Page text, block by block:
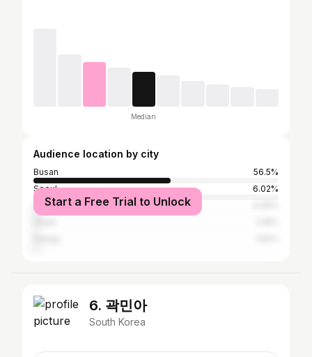
Median
Audience location by city
Busan
56.5%
Seoul
6.02%
Changwon
Start a Free Trial to Unlock
6. 곽민아
South Korea